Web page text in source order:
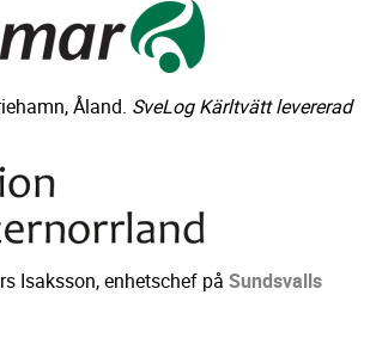
Åland. SveLog Kärltvätt levererad
Isaksson, enhetschef på Sundsvalls